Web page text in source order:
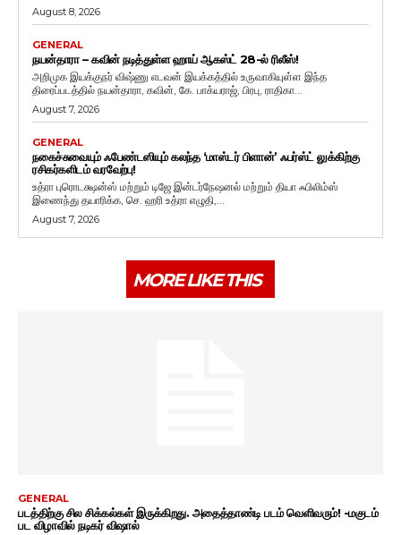
August 8, 2026
GENERAL
நயன்தாரா – கவின் நடித்துள்ள ஹாய் ஆகஸ்ட் 28-ல் ரிலீஸ்!
அறிமுக இயக்குநர் விஷ்ணு எடவன் இயக்கத்தில் உருவாகியுள்ள இந்த
திரைப்படத்தில் நயன்தாரா, கவின், கே. பாக்யராஜ், பிரபு, ராதிகா...
August 7, 2026
GENERAL
நகைச்சுவையும் ஃபேண்டஸியும் கலந்த ‘மாஸ்டர் பிளான்’ ஃபர்ஸ்ட் லுக்கிற்கு
ரசிகர்களிடம் வரவேற்பு!
உத்ரா புரொடக்ஷன்ஸ் மற்றும் டிஜே இன்டர்நேஷனல் மற்றும் தியா ஃபிலிம்ஸ்
இணைந்து தயாரிக்க, செ. ஹரி உத்ரா எழுதி,...
August 7, 2026
MORE LIKE THIS
GENERAL
படத்திற்கு சில சிக்கல்கள் இருக்கிறது. அதைத்தாண்டி படம் வெளிவரும்! -மகுடம்
பட விழாவில் நடிகர் விஷால்